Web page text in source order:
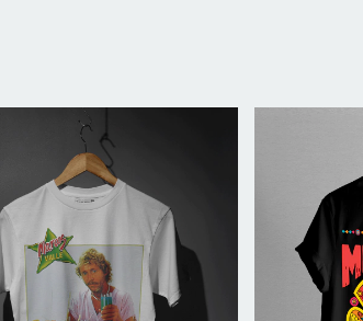
lixada, amaciada, gola redonda, maior
da data do recebimento do produto, para trocas ou
das condições do(s) produto(s) em nosso
indício de uso.